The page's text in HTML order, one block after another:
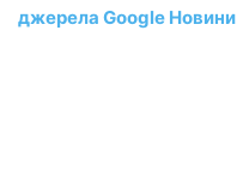
джерела Google Новини